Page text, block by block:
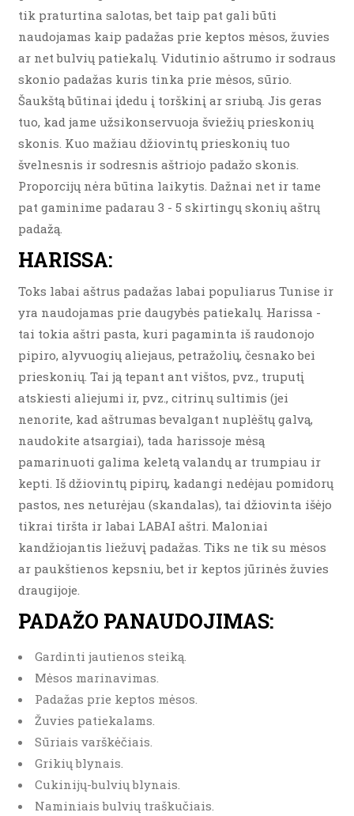
tik praturtina salotas, bet taip pat gali būti
naudojamas kaip padažas prie keptos mėsos, žuvies
ar net bulvių patiekalų. Vidutinio aštrumo ir sodraus
skonio padažas kuris tinka prie mėsos, sūrio.
Šaukštą būtinai įdedu į torškinį ar sriubą. Jis geras
tuo, kad jame užsikonservuoja šviežių prieskonių
skonis. Kuo mažiau džiovintų prieskonių tuo
švelnesnis ir sodresnis aštriojo padažo skonis.
Proporcijų nėra būtina laikytis. Dažnai net ir tame
pat gaminime padarau 3 - 5 skirtingų skonių aštrų
padažą.
HARISSA:
Toks labai aštrus padažas labai populiarus Tunise ir
yra naudojamas prie daugybės patiekalų. Harissa -
tai tokia aštri pasta, kuri pagaminta iš raudonojo
pipiro, alyvuogių aliejaus, petražolių, česnako bei
prieskonių. Tai ją tepant ant vištos, pvz., truputį
atskiesti aliejumi ir, pvz., citrinų sultimis (jei
nenorite, kad aštrumas bevalgant nuplėštų galvą,
naudokite atsargiai), tada harissoje mėsą
pamarinuoti galima keletą valandų ar trumpiau ir
kepti. Iš džiovintų pipirų, kadangi nedėjau pomidorų
pastos, nes neturėjau (skandalas), tai džiovinta išėjo
tikrai tiršta ir labai LABAI aštri. Maloniai
kandžiojantis liežuvį padažas. Tiks ne tik su mėsos
ar paukštienos kepsniu, bet ir keptos jūrinės žuvies
draugijoje.
PADAŽO PANAUDOJIMAS:
Gardinti jautienos steiką.
Mėsos marinavimas.
Padažas prie keptos mėsos.
Žuvies patiekalams.
Sūriais varškėčiais.
Grikių blynais.
Cukinijų-bulvių blynais.
Naminiais bulvių traškučiais.